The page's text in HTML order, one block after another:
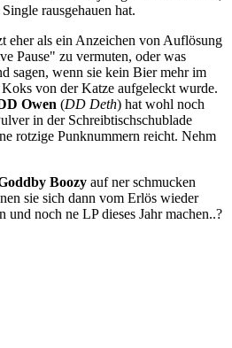
rausgehauen hat.
eher als ein Anzeichen von Auflösung
Pause" zu vermuten, oder was
sagen, wenn sie kein Bier mehr im
von der Katze aufgeleckt wurde.
Owen (DD Deth) hat wohl noch
in der Schreibtischschublade
rotzige Punknummern reicht. Nehm
Boozy auf ner schmucken
sie sich dann vom Erlös wieder
und noch ne LP dieses Jahr machen..?